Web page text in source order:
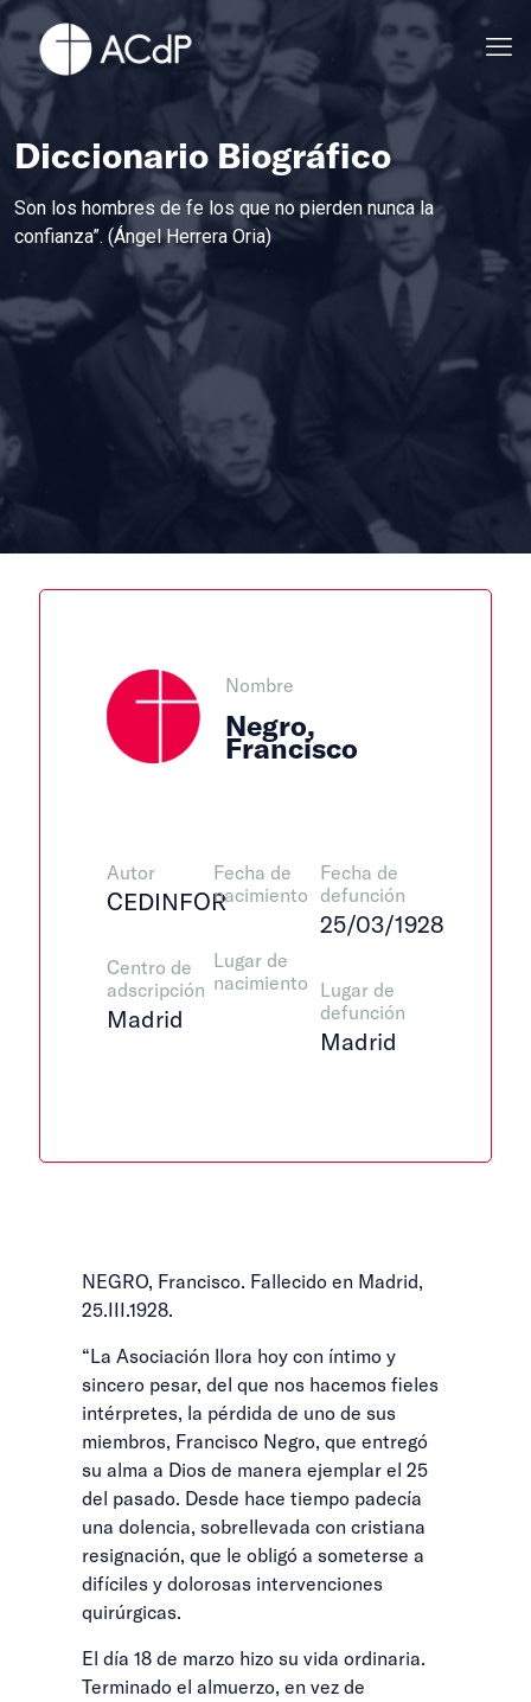
Diccionario Biográfico
Son los hombres de fe los que no pierden nunca la
confianza”. (Ángel Herrera Oria)
Nombre
Negro,
Francisco
Autor
CEDINFOR
Centro de
adscripción
Madrid
Fecha de
nacimiento
Lugar de
nacimiento
Fecha de
defunción
25/03/1928
Lugar de
defunción
Madrid
NEGRO, Francisco. Fallecido en Madrid,
25.III.1928.
“La Asociación llora hoy con íntimo y
sincero pesar, del que nos hacemos fieles
intérpretes, la pérdida de uno de sus
miembros, Francisco Negro, que entregó
su alma a Dios de manera ejemplar el 25
del pasado. Desde hace tiempo padecía
una dolencia, sobrellevada con cristiana
resignación, que le obligó a someterse a
difíciles y dolorosas intervenciones
quirúrgicas.
El día 18 de marzo hizo su vida ordinaria.
Terminado el almuerzo, en vez de